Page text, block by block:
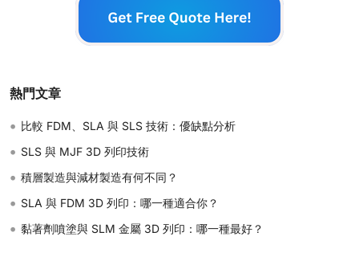
熱門文章
• 比較 FDM、SLA 與 SLS 技術：優缺點分析
• SLS 與 MJF 3D 列印技術
• 積層製造與減材製造有何不同？
• SLA 與 FDM 3D 列印：哪一種適合你？
• 黏著劑噴塗與 SLM 金屬 3D 列印：哪一種最好？